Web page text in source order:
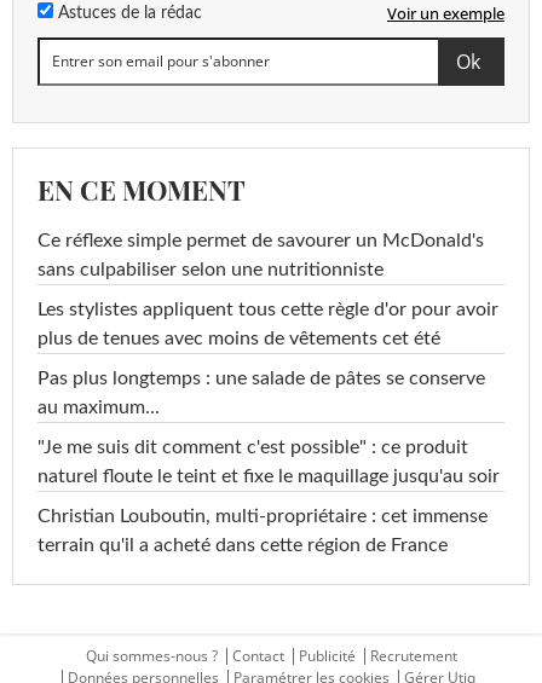
Astuces de la rédac Voir un exemple
EN CE MOMENT
Ce réflexe simple permet de savourer un McDonald's
sans culpabiliser selon une nutritionniste
Les stylistes appliquent tous cette règle d'or pour avoir
plus de tenues avec moins de vêtements cet été
Pas plus longtemps : une salade de pâtes se conserve
au maximum...
"Je me suis dit comment c'est possible" : ce produit
naturel floute le teint et fixe le maquillage jusqu'au soir
Christian Louboutin, multi-propriétaire : cet immense
terrain qu'il a acheté dans cette région de France
Qui sommes-nous ? Contact Publicité
Recrutement
Données personnelles
Paramétrer les cookies Gérer Utiq